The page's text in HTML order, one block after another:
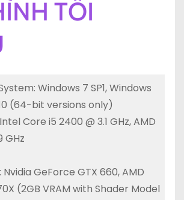
TỐI
Windows 7 SP1, Windows
(64-bit versions only)
Core i5 2400 @ 3.1 GHz, AMD
GHz
GeForce GTX 660, AMD
(2GB VRAM with Shader Model